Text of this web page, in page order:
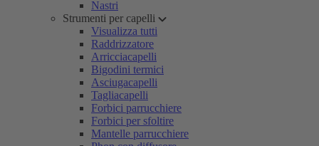
Nastri
Strumenti per capelli
Visualizza tutti
Raddrizzatore
Arricciacapelli
Bigodini termici
Asciugacapelli
Tagliacapelli
Forbici parrucchiere
Forbici per sfoltire
Mantelle parrucchiere